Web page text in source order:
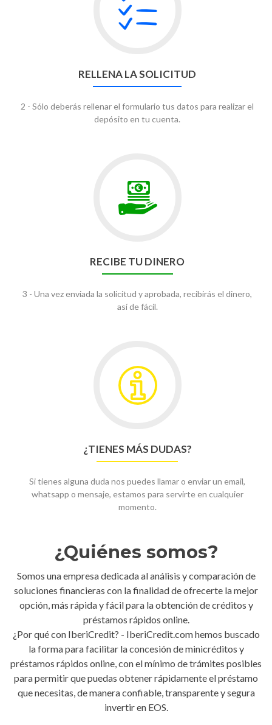
RELLENA LA SOLICITUD
2 - Sólo deberás rellenar el formulario tus datos para realizar el
depósito en tu cuenta.
RECIBE TU DINERO
3 - Una vez enviada la solicitud y aprobada, recibirás el dinero,
así de fácil.
¿TIENES MÁS DUDAS?
Si tienes alguna duda nos puedes llamar o enviar un email,
whatsapp o mensaje, estamos para servirte en cualquier
momento.
¿Quiénes somos?
Somos una empresa dedicada al análisis y comparación de
soluciones financieras con la finalidad de ofrecerte la mejor
opción, más rápida y fácil para la obtención de créditos y
préstamos rápidos online.
¿Por qué con IberiCredit? - IberiCredit.com hemos buscado
la forma para facilitar la concesión de minicréditos y
préstamos rápidos online, con el mínimo de trámites posibles
para permitir que puedas obtener rápidamente el préstamo
que necesitas, de manera confiable, transparente y segura
invertir en EOS.